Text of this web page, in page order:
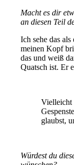
Macht es dir
an diesen Teil
Ich sehe das
meinen Kopf
das und weiß
Quatsch ist. Er
Vielleicht
glaubst,
Würdest du